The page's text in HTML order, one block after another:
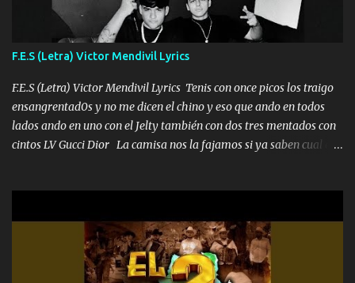
me fajó una Glock siempre armado todas las generaciones yo
traigo El chiste es que hago lo que quiero pues así soy me mandó
yo tengo el control a todos yo les paro el dedo soy hocicon un
malcriado un malandrón Que Les importa no saben nada falsas
las risas las que me miran hay gente corriente no quieren ve...
F.E.S (Letra) Victor Mendivil Lyrics
F.E.S (Letra) Victor Mendivil Lyrics Tenis con once picos los traigo
ensangrentad0s y no me dicen el chino y eso que ando en todos
lados ando en uno con el Jelty también con dos tres mentados con
cintos LV Gucci Dior La camisa nos la fajamos si ya saben cual es
estándares 110 mil records de pistas no me falta mucho para
verme en las revistas Ya pasé Italia Japón Madrid Milán y también
Francia ropa de 100.000 bolas Louis vuitton es mi fragancia
repleta de presidentes la bolsa estoy en mi pic si no se han dado